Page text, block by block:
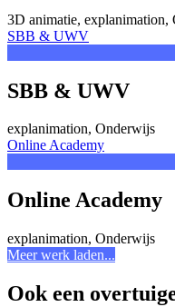
3D animatie, explanimation,
SBB & UWV
SBB & UWV
explanimation, Onderwijs
Online Academy
Online Academy
explanimation, Onderwijs
Meer werk laden...
Ook een